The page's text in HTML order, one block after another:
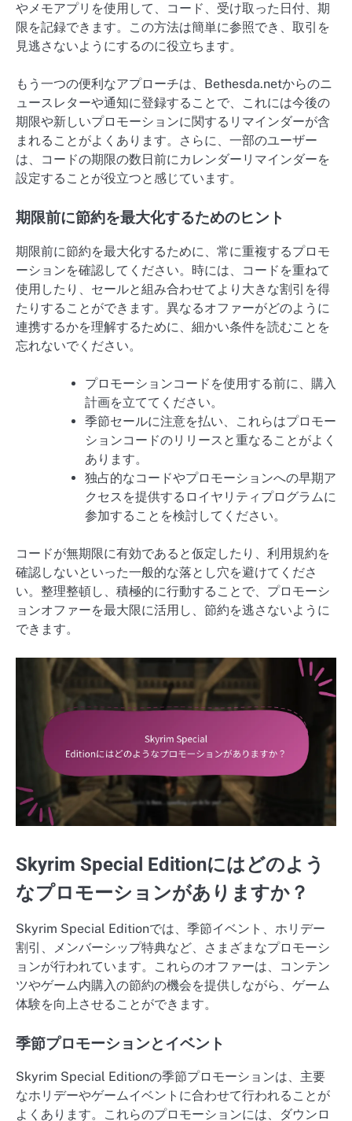
やメモアプリを使用して、コード、受け取った日付、期
限を記録できます。この方法は簡単に参照でき、取引を
見逃さないようにするのに役立ちます。
もう一つの便利なアプローチは、Bethesda.netからのニ
ュースレターや通知に登録することで、これには今後の
期限や新しいプロモーションに関するリマインダーが含
まれることがよくあります。さらに、一部のユーザー
は、コードの期限の数日前にカレンダーリマインダーを
設定することが役立つと感じています。
期限前に節約を最大化するためのヒント
期限前に節約を最大化するために、常に重複するプロモ
ーションを確認してください。時には、コードを重ねて
使用したり、セールと組み合わせてより大きな割引を得
たりすることができます。異なるオファーがどのように
連携するかを理解するために、細かい条件を読むことを
忘れないでください。
プロモーションコードを使用する前に、購入
計画を立ててください。
季節セールに注意を払い、これらはプロモー
ションコードのリリースと重なることがよく
あります。
独占的なコードやプロモーションへの早期ア
クセスを提供するロイヤリティプログラムに
参加することを検討してください。
コードが無期限に有効であると仮定したり、利用規約を
確認しないといった一般的な落とし穴を避けてくださ
い。整理整頓し、積極的に行動することで、プロモーシ
ョンオファーを最大限に活用し、節約を逃さないように
できます。
Skyrim Special Editionにはどのよう
なプロモーションがありますか？
Skyrim Special Editionでは、季節イベント、ホリデー
割引、メンバーシップ特典など、さまざまなプロモーシ
ョンが行われています。これらのオファーは、コンテン
ツやゲーム内購入の節約の機会を提供しながら、ゲーム
体験を向上させることができます。
季節プロモーションとイベント
Skyrim Special Editionの季節プロモーションは、主要
なホリデーやゲームイベントに合わせて行われることが
よくあります。これらのプロモーションには、ダウンロ